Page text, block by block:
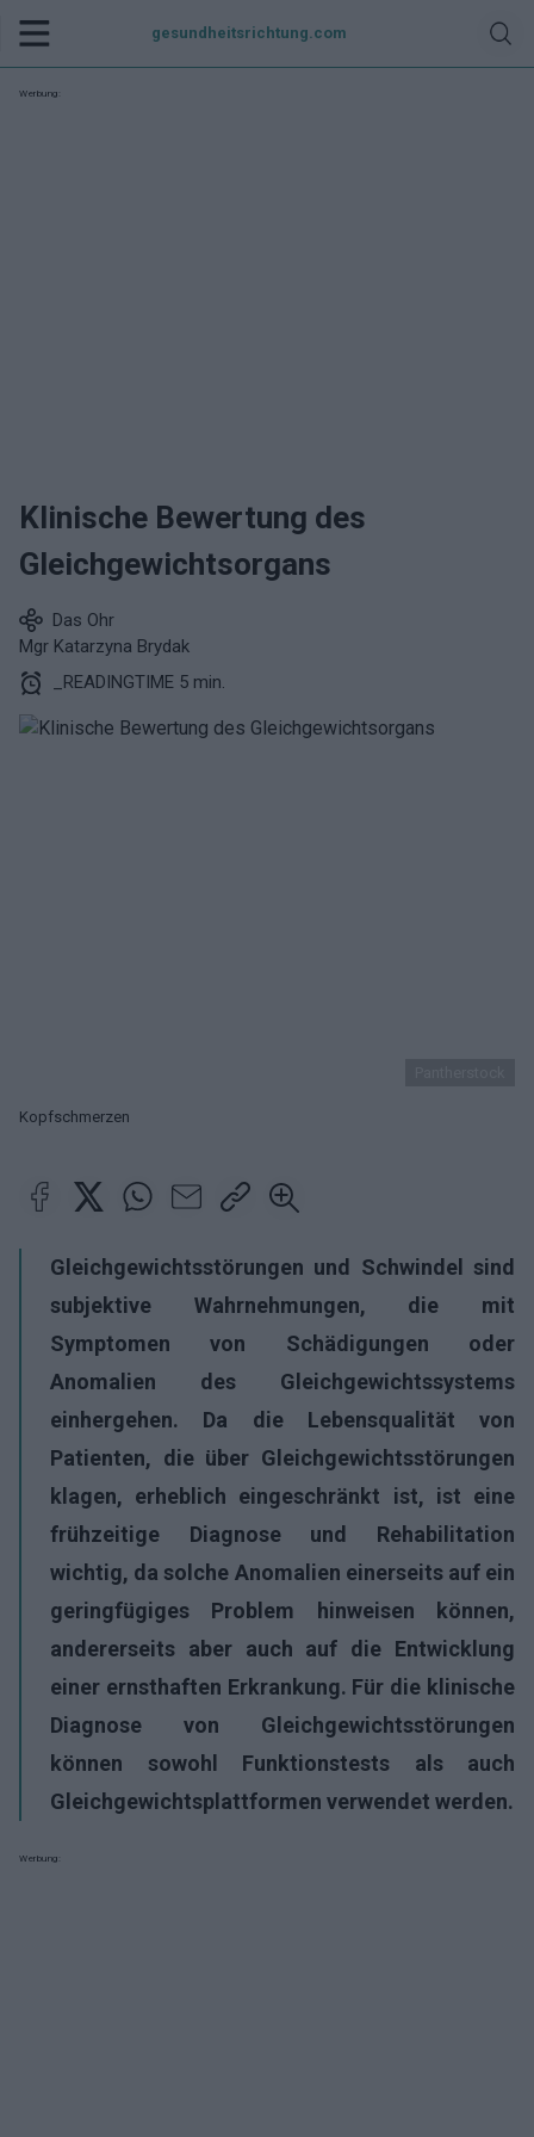
gesundheitsrichtung.com
Werbung:
Klinische Bewertung des
Gleichgewichtsorgans
Das Ohr
Mgr Katarzyna Brydak
_READINGTIME 5 min.
Kopfschmerzen
Gleichgewichtsstörungen und Schwindel sind
subjektive Wahrnehmungen, die mit
Symptomen von Schädigungen oder
Anomalien des Gleichgewichtssystems
einhergehen. Da die Lebensqualität von
Patienten, die über Gleichgewichtsstörungen
klagen, erheblich eingeschränkt ist, ist eine
frühzeitige Diagnose und Rehabilitation
wichtig, da solche Anomalien einerseits auf ein
geringfügiges Problem hinweisen können,
andererseits aber auch auf die Entwicklung
einer ernsthaften Erkrankung. Für die klinische
Diagnose von Gleichgewichtsstörungen
können sowohl Funktionstests als auch
Gleichgewichtsplattformen verwendet werden.
Werbung: